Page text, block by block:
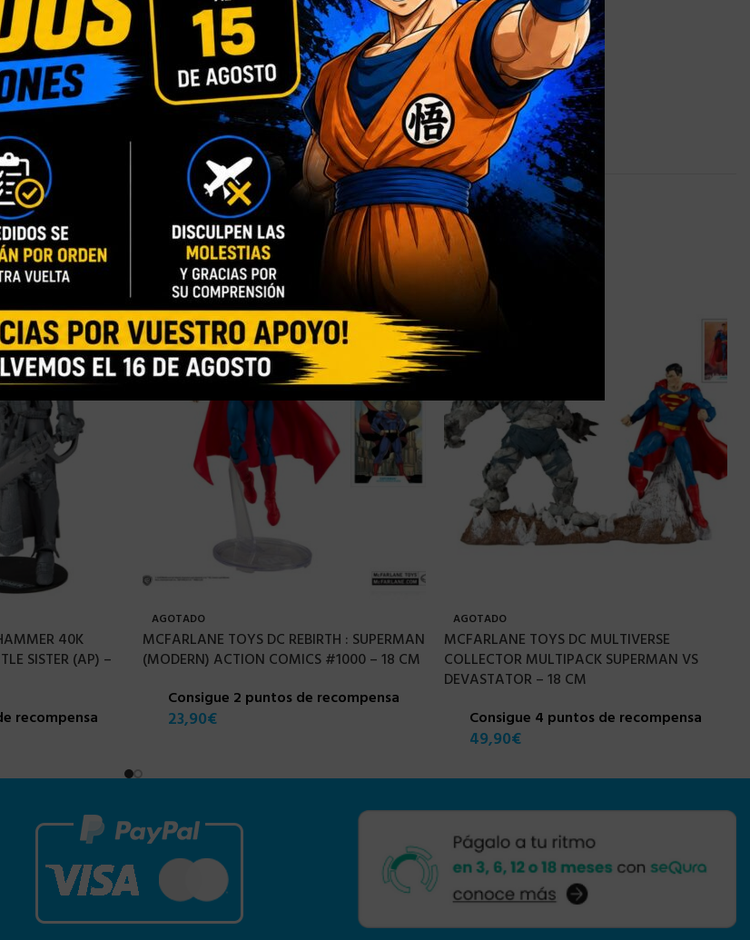
en este producto).
que se mantenga en perfecto estado.
40K
SISTER (AP) –
recompensa
AGOTADO
MCFARLANE TOYS DC REBIRTH : SUPERMAN
(MODERN) ACTION COMICS #1000 – 18 CM
Consigue 2 puntos de recompensa
23,90€
AGOTADO
MCFARLANE TOYS DC MULTIVERSE
COLLECTOR MULTIPACK SUPERMAN VS
DEVASTATOR – 18 CM
Consigue 4 puntos de recompensa
49,90€